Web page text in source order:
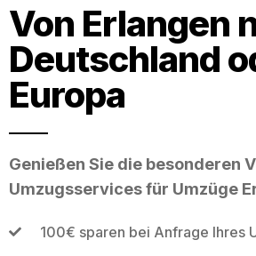
Von Erlangen
Deutschland
Europa
Genießen Sie die besonderen
Umzugsservices für Umzüge
100€ sparen bei Anfrage Ihres